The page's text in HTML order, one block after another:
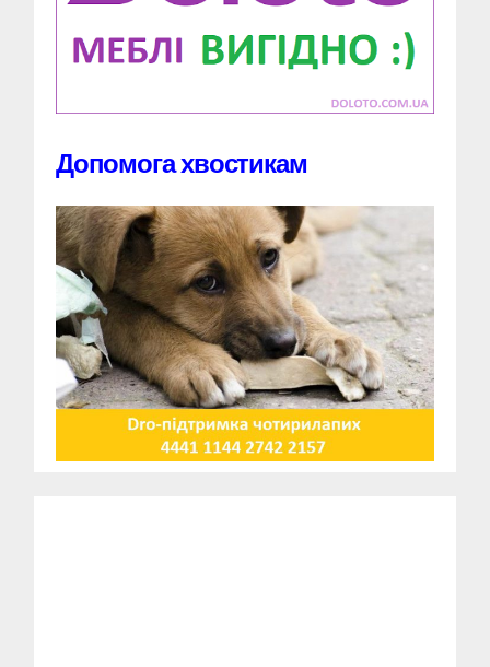
Допомога хвостикам